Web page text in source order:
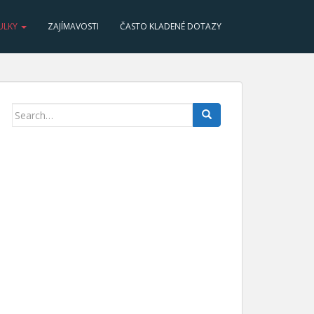
ZAJÍMAVOSTI ČASTO KLADENÉ DOTAZY
Search for: